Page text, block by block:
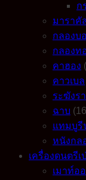
ก
มาราคั
กลองบ
กลองท
คาฮอง
คาวเบล
ระฆังร
ฉาบ
แทมบูรี
หนังกล
เครื่องดนตรีเ
เมาท์อ